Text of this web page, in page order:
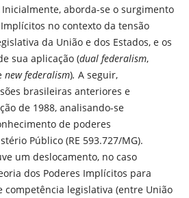
aborda-se o surgimento
no contexto da tensão
da União e dos Estados, e os
sua aplicação (dual federalism,
new federalism). A seguir,
brasileiras anteriores e
de 1988, analisando-se
de poderes
Público (RE 593.727/MG).
um deslocamento, no caso
dos Poderes Implícitos para
competência legislativa (entre União